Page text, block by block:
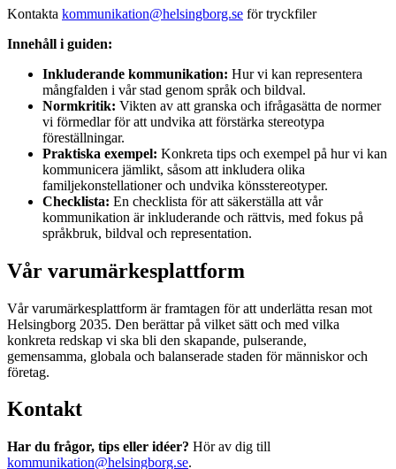
Kontakta kommunikation@helsingborg.se för tryckfiler
Innehåll i guiden:
Inkluderande kommunikation: Hur vi kan representera
mångfalden i vår stad genom språk och bildval.
Normkritik: Vikten av att granska och ifrågasätta de normer
vi förmedlar för att undvika att förstärka stereotypa
föreställningar.
Praktiska exempel: Konkreta tips och exempel på hur vi kan
kommunicera jämlikt, såsom att inkludera olika
familjekonstellationer och undvika könsstereotyper.
Checklista: En checklista för att säkerställa att vår
kommunikation är inkluderande och rättvis, med fokus på
språkbruk, bildval och representation.
Vår varumärkesplattform
Vår varumärkesplattform är framtagen för att underlätta resan mot
Helsingborg 2035. Den berättar på vilket sätt och med vilka
konkreta redskap vi ska bli den skapande, pulserande,
gemensamma, globala och balanserade staden för människor och
företag.
Kontakt
Har du frågor, tips eller idéer? Hör av dig till
kommunikation@helsingborg.se.